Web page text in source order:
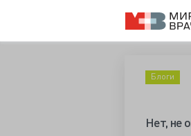
Блоги
Нет, не